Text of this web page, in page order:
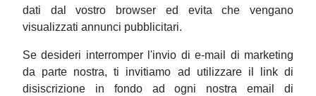
dati dal vostro browser ed evita che vengano
visualizzati annunci pubblicitari.
Se desideri interromper l'invio di e-mail di marketing
da parte nostra, ti invitiamo ad utilizzare il link di
disiscrizione in fondo ad ogni nostra email di